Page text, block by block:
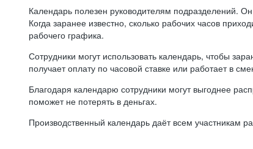
Календарь полезен руководителям подразделений.
Когда заранее известно, сколько рабочих часов
рабочего графика.
Сотрудники могут использовать календарь, чтобы
получает оплату по часовой ставке или работает в
Благодаря календарю сотрудники могут выгоднее
поможет не потерять в деньгах.
Производственный календарь даёт всем участникам